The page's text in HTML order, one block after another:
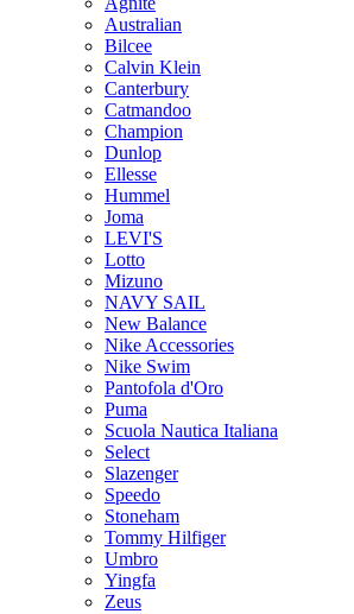
Australian
Bilcee
Calvin Klein
Canterbury
Catmandoo
Champion
Dunlop
Ellesse
Hummel
Joma
LEVI'S
Lotto
Mizuno
NAVY SAIL
New Balance
Nike Accessories
Nike Swim
Pantofola d'Oro
Puma
Scuola Nautica Italiana
Select
Slazenger
Speedo
Stoneham
Tommy Hilfiger
Umbro
Yingfa
Zeus